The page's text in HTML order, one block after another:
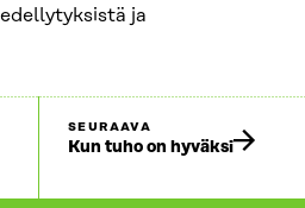
ja
SEURAAVA
Kun tuho on hyväksi